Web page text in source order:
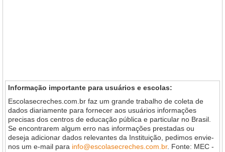
Informação importante para usuários e escolas:
Escolasecreches.com.br faz um grande trabalho de coleta de
dados diariamente para fornecer aos usuários informações
precisas dos centros de educação pública e particular no Brasil.
Se encontrarem algum erro nas informações prestadas ou
deseja adicionar dados relevantes da Instituição, pedimos envie-
nos um e-mail para info@escolasecreches.com.br. Fonte: MEC -